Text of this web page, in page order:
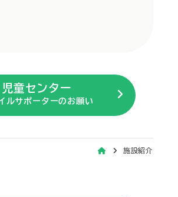
児童センター
ルサポーターのお願い
施設紹介